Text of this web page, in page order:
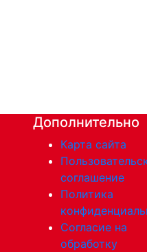
Дополнительно
Карта сайта
соглашение
Политика
Согласие на
обработку